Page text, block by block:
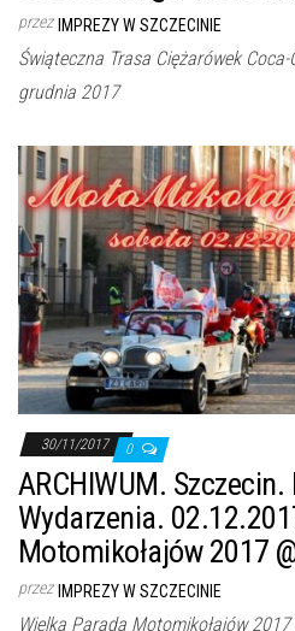
przez IMPREZY W SZCZECINIE
Świąteczna Trasa Ciężarówek
grudnia 2017
30/11/2017 0
ARCHIWUM. Szczecin.
Wydarzenia.
Motomikołajów 2017
przez IMPREZY W SZCZECINIE
Wielka Parada Motomikołajów